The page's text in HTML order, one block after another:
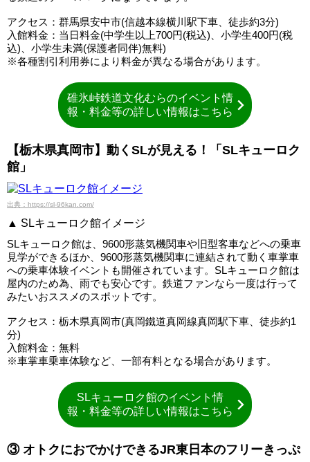
アクセス：群馬県安中市(信越本線横川駅下車、徒歩約3分)
入館料金：当日料金(中学生以上700円(税込)、小学生400円(税
込)、小学生未満(保護者同伴)無料)
※各種割引利用券により料金が異なる場合があります。
碓氷峠鉄道文化むらのイベント情
報・料金等の詳しい情報はこちら
【栃木県真岡市】動くSLが見える！「SLキューロク
館」
出典：https://sl-96kan.com/
▲ SLキューロク館イメージ
SLキューロク館は、9600形蒸気機関車や旧型客車などへの乗車
見学ができるほか、9600形蒸気機関車に連結されて動く車掌車
への乗車体験イベントも開催されています。SLキューロク館は
屋内のため為、雨でも安心です。鉄道ファンなら一度は行って
みたいおススメのスポットです。
アクセス：栃木県真岡市(真岡鐵道真岡線真岡駅下車、徒歩約1
分)
入館料金：無料
※車掌車乗車体験など、一部有料となる場合があります。
SLキューロク館のイベント情
報・料金等の詳しい情報はこちら
③ オトクにおでかけできるJR東日本のフリーきっぷ